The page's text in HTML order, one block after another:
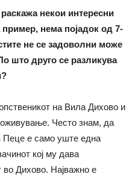
некои интересни
нема појадок од 7-
не се задоволни може
што друго се разликува
на Вила Дихово и
Често знам, да
Пеце е само уште една
кој му дава
во Дихово. Најважно е